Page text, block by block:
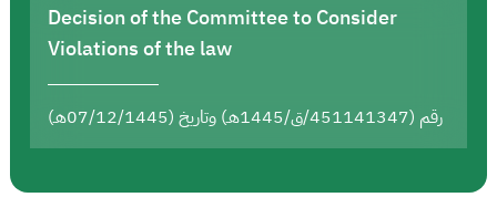
Decision of the Committee to Consider
Violations of the law
رقم (451141347/ق/1445هـ) وتاريخ (07/12/1445هـ)